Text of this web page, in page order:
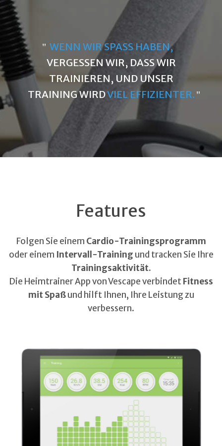
WENN WIR SPASS HABEN,
VERGESSEN WIR, DASS WIR
TRAINIEREN, UND UNSER
TRAINING WIRDVIEL EFFIZIENTER.
Features
Folgen Sie einem Cardio-Trainingsprogramm
oder einem Intervall-Training und tracken Sie Ihre
Trainingsaktivität.
Die Heimtrainer App von Vescape verbindet Fitness
mit Spaßund hilft Ihnen, Ihre Leistung zu
verbessern.